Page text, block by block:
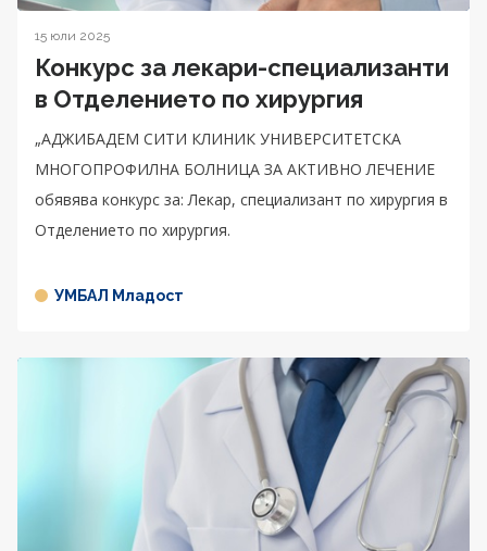
15 юли 2025
Конкурс за лекари-специализанти
в Отделението по хирургия
„АДЖИБАДЕМ СИТИ КЛИНИК УНИВЕРСИТЕТСКА
МНОГОПРОФИЛНА БОЛНИЦА ЗА АКТИВНО ЛЕЧЕНИЕ
обявява конкурс за: Лекар, специализант по хирургия в
Отделението по хирургия.
УМБАЛ Младост